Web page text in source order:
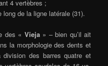
4 vertèbres ;
long de la ligne latérale (31).
des « Vieja» – bien qu’il ait
la morphologie des dents et
division des barres quatre et